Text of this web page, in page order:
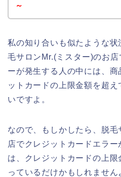
～
私の知り合いも似たような
毛サロンMr.(ミスター)のお
ーが発生する人の中には、
ットカードの上限金額を超
いですよ。
なので、もしかしたら、脱
店でクレジットカードエラー
は、クレジットカードの上限
っているだけかもしれません